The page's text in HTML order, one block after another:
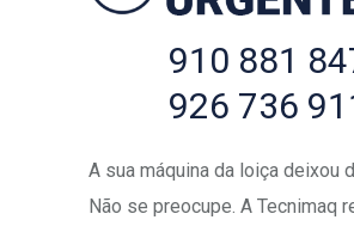
910 881
926 736
A sua máquina da loiça deixou
Não se preocupe. A Tecnimaq